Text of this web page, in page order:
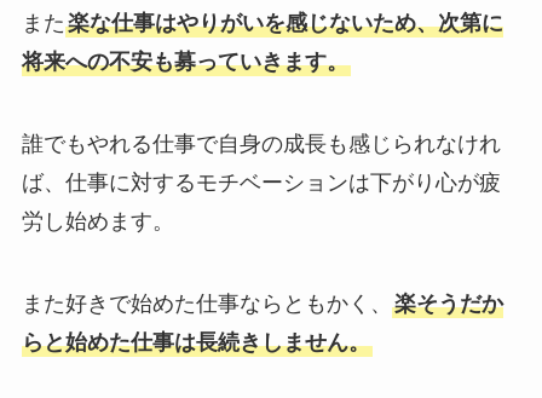
また楽な仕事はやりがいを感じないため、次第に
将来への不安も募っていきます。
誰でもやれる仕事で自身の成長も感じられなけれ
ば、仕事に対するモチベーションは下がり心が疲
労し始めます。
また好きで始めた仕事ならともかく、 楽そうだか
らと始めた仕事は長続きしません。